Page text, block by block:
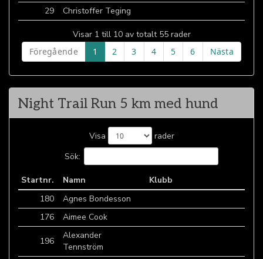
29 Christoffer Teging
Visar 1 till 10 av totalt 55 rader
Föregående
1 2 3 4 5 6 Nästa
Night Trail Run 5 km med hund
Visa
rader
Sök:
Startnr. Namn
Klubb
180
Agnes Bondesson
176
Aimee Cook
196
Alexander
Tennström